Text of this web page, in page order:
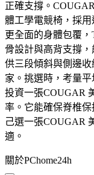
正確支撐。
體工學電競椅，採
更全面的身體包覆
骨設計與高背支撐
供三段傾斜與側邊
家。挑選時，考量
投資一張COUGAR
率。它能確保脊椎
己選一張COUGAR
適。
關於PChome24h